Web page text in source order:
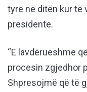
tyre në ditën kur të
presidente.
“E lavdërueshme
procesin zgjedhor
Shpresojmë që të